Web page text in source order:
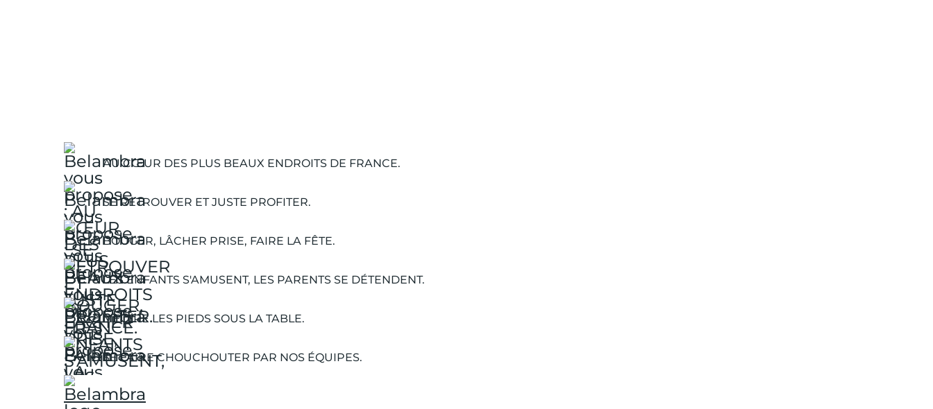
AU CŒUR DES PLUS BEAUX ENDROITS DE FRANCE.
SE RETROUVER ET JUSTE PROFITER.
BOUGER, LÂCHER PRISE, FAIRE LA FÊTE.
LES ENFANTS S'AMUSENT, LES PARENTS SE DÉTENDENT.
METTRE LES PIEDS SOUS LA TABLE.
SE FAIRE CHOUCHOUTER PAR NOS ÉQUIPES.